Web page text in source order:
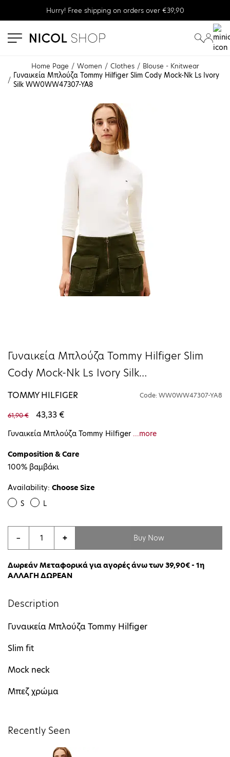
Hurry! Free shipping on orders over €39,90
Home Page Women Clothes
Blouse - Knitwear
Γυναικεία Μπλούζα Tommy Hilfiger Slim Cody Mock-Nk Ls Ivory
Silk WW0WW47307-YA8
Γυναικεία Μπλούζα Tommy Hilfiger Slim
Cody Mock-Nk Ls Ivory Silk
WW0WW47307-YA8
TOMMY HILFIGER Code: WW0WW47307-YA8
61,90 € 43,33 €
Γυναικεία Μπλούζα Tommy Hilfiger ...more
Composition & Care
100% βαμβάκι
Availability: Choose Size
S L
− + Buy Now
Δωρεάν Μεταφορικά για αγορές άνω των 39,90€ - 1η
ΑΛΛΑΓΗ ΔΩΡΕΑΝ
Description
Γυναικεία Μπλούζα Tommy Hilfiger
Slim fit
Mock neck
Μπεζ χρώμα
Recently Seen